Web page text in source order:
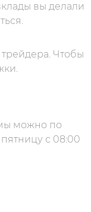
вы делали
Чтобы
можно по
с 08:00